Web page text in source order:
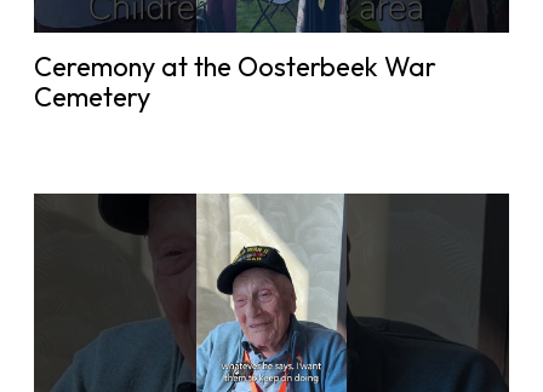
Ceremony at the Oosterbeek War
Cemetery